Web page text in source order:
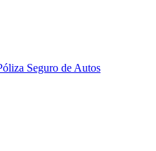
Seguro de Autos